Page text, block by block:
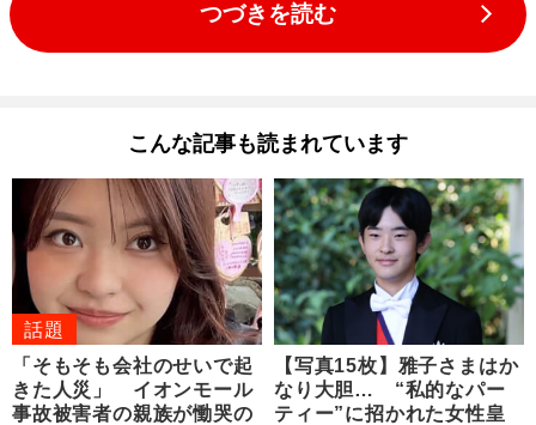
つづきを読む
こんな記事も読まれています
話題
「そもそも会社のせいで起
きた人災」 イオンモール
事故被害者の親族が慟哭の
【写真15枚】雅子さまはか
なり大胆… “私的なパー
ティー”に招かれた女性皇